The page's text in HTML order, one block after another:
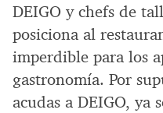
DEIGO y chefs de
posiciona al
imperdible para los
gastronomía. Por
acudas a DEIGO, ya